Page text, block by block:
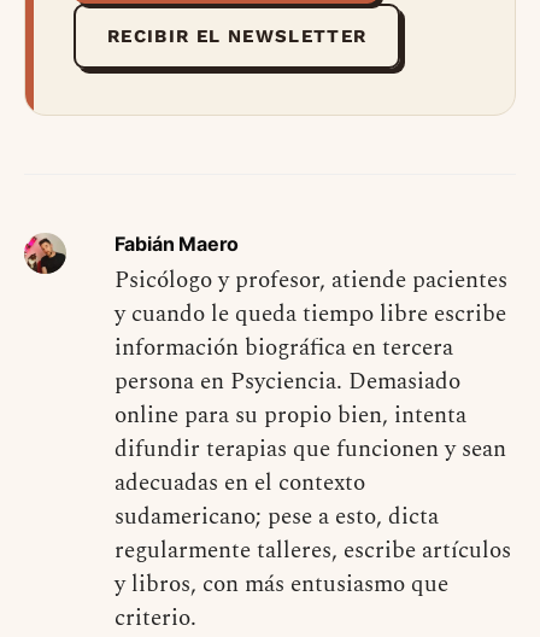
RECIBIR EL NEWSLETTER
Fabián Maero
Psicólogo y profesor, atiende pacientes
y cuando le queda tiempo libre escribe
información biográfica en tercera
persona en Psyciencia. Demasiado
online para su propio bien, intenta
difundir terapias que funcionen y sean
adecuadas en el contexto
sudamericano; pese a esto, dicta
regularmente talleres, escribe artículos
y libros, con más entusiasmo que
criterio.